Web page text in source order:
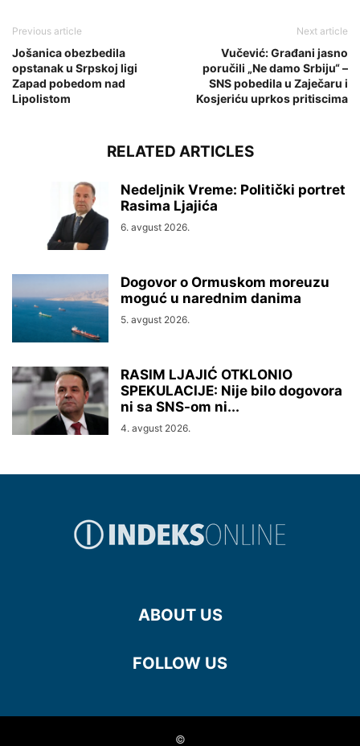
Previous article
Jošanica obezbedila
opstanak u Srpskoj ligi
Zapad pobedom nad
Lipolistom
Next article
Vučević: Građani jasno
poručili „Ne damo Srbiju“ –
SNS pobedila u Zaječaru i
Kosjeriću uprkos pritiscima
RELATED ARTICLES
Nedeljnik Vreme: Politički portret
Rasima Ljajića
6. avgust 2026.
Dogovor o Ormuskom moreuzu
moguć u narednim danima
5. avgust 2026.
RASIM LJAJIĆ OTKLONIO
SPEKULACIJE: Nije bilo dogovora
ni sa SNS-om ni...
4. avgust 2026.
ABOUT US
FOLLOW US
©